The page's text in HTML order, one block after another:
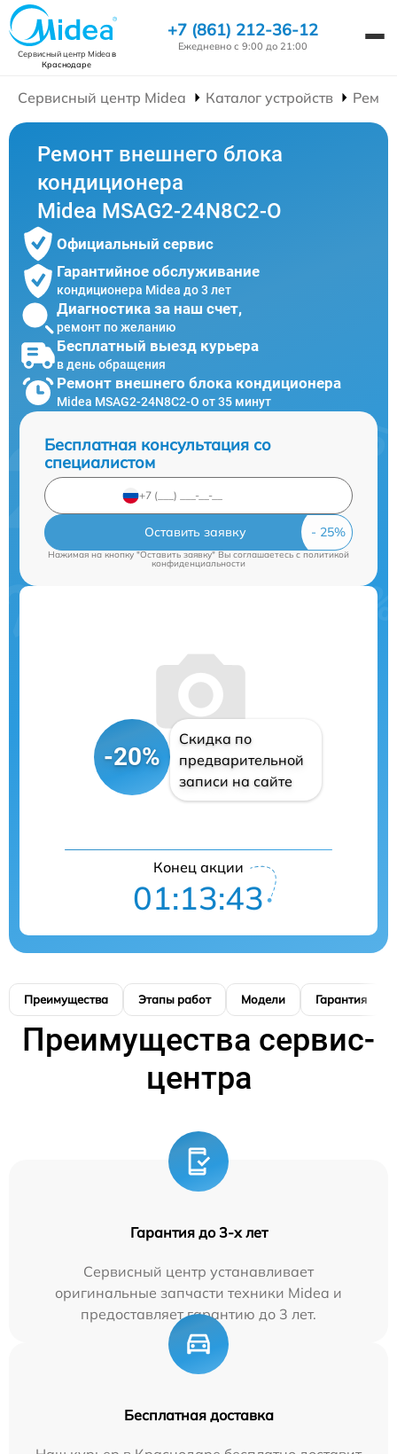
Сервисный центр Mideaв
Краснодаре
+7 (861) 212-36-12
Ежедневно с 9:00 до 21:00
Сервисный центр Midea Каталог устройств
Ремонт внешнего блока
кондиционера
Midea MSAG2-24N8C2-O
Официальный сервис
Гарантийное обслуживание
кондиционера Midea до 3 лет
Диагностика за наш счет,
ремонт по желанию
Бесплатный выезд курьера
в день обращения
Ремонт внешнего блока кондиционера
Midea MSAG2-24N8C2-O от 35 минут
Бесплатная консультация со
специалистом
Оставить заявку
Нажимая на кнопку "Оставить заявку" Вы соглашаетесь cполитикой
конфиденциальности
-20%
Скидка по
предварительной
записи на сайте
Конец акции
01:13:41
Преимущества Этапы работ Модели Гарантия
Преимущества сервис-
центра
Гарантия до 3-х лет
Сервисный центр устанавливает
оригинальные запчасти техники Midea и
предоставляет гарантию до 3 лет.
Бесплатная доставка